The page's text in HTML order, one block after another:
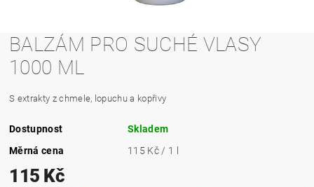
BALZÁM PRO SUCHÉ VLASY
1000 ML
S extrakty z chmele, lopuchu a kopřivy
Dostupnost
Skladem
Měrná cena
115 Kč / 1 l
115 Kč